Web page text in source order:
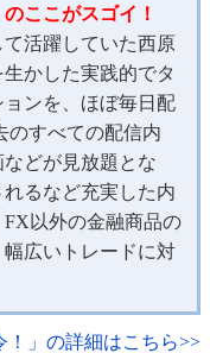
ここがスゴイ！
活躍していた西原
かした実践的でタ
ンを、ほぼ毎日配
のすべての配信内
どが見放題とな
るなど充実した内
以外の金融商品の
広いトレードに対
！」の詳細はこちら>>